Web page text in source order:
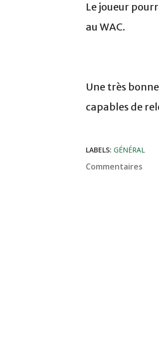
Le joueur
au WAC.
Une très
capables de
LABELS: GÉNÉRAL
Commentaires